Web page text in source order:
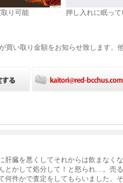
り可能 押し入れに眠っ
い取り金額をお知らせ致します。
臓を悪くしてそれからは飲まなく
とかして処分して！と怒られ…。売
件かで査定をしてもらいました。